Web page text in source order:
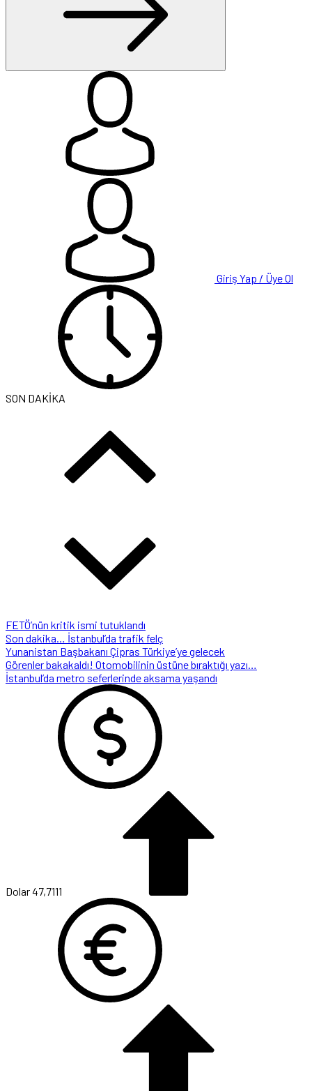
Giriş Yap / Üye Ol
SON DAKİKA
FETÖ’nün kritik ismi tutuklandı
Son dakika… İstanbul’da trafik felç
Yunanistan Başbakanı Çipras Türkiye’ye gelecek
Görenler bakakaldı! Otomobilinin üstüne bıraktığı yazı…
İstanbul’da metro seferlerinde aksama yaşandı
Dolar47,7111